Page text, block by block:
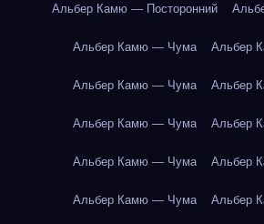
Альбер Камю — Посторонний
Альбер Камю — Чума Альбер
Альбер Камю — Чума Альбер
Альбер Камю — Чума Альбер
Альбер Камю — Чума Альбер
Альбер Камю — Чума Альбер